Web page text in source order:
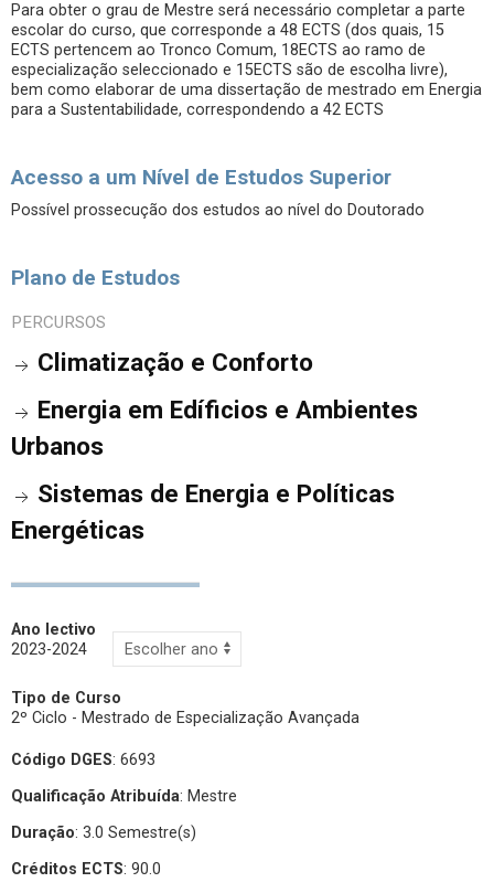
Para obter o grau de Mestre será necessário completar a parte
escolar do curso, que corresponde a 48 ECTS (dos quais, 15
ECTS pertencem ao Tronco Comum, 18ECTS ao ramo de
especialização seleccionado e 15ECTS são de escolha livre),
bem como elaborar de uma dissertação de mestrado em Energia
para a Sustentabilidade, correspondendo a 42 ECTS
Acesso a um Nível de Estudos Superior
Possível prossecução dos estudos ao nível do Doutorado
Plano de Estudos
PERCURSOS
Climatização e Conforto
Energia em Edíficios e Ambientes
Urbanos
Sistemas de Energia e Políticas
Energéticas
Ano lectivo
2023-2024
Tipo de Curso
2º Ciclo - Mestrado de Especialização Avançada
Código DGES: 6693
Qualificação Atribuída: Mestre
Duração: 3.0 Semestre(s)
Créditos ECTS: 90.0